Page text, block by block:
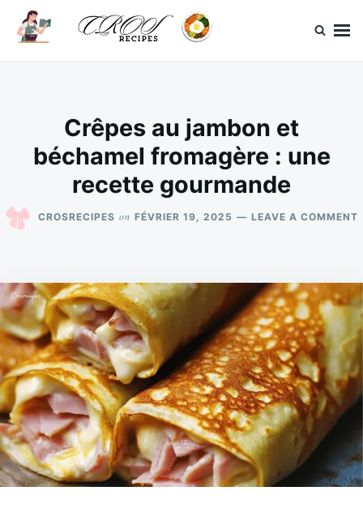
SkipSearch
for:
Crêpes au jambon et
béchamel fromagère : une
recette gourmande
CROSRECIPES on FÉVRIER 19, 2025 LEAVE A COMMENT
: